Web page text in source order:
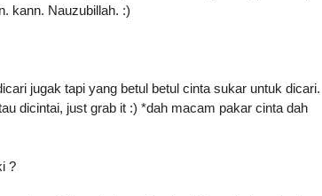
kann. Nauzubillah. :)
jugak tapi yang betul betul cinta sukar untuk dicari.
dicintai, just grab it :) *dah macam pakar cinta dah
?